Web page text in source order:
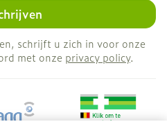
schrijft u zich in voor onze
met onze privacy policy.